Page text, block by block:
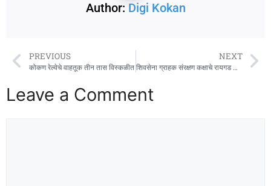
Author: Digi Kokan
PREVIOUS
कोकण रेल्वेचे वाहतूक तीन तास विस्कळीत
NEXT
शिवसेना ग्राहक संरक्षण कक्षाचे रायगड जिल्हा पदाधिकारी जाहीर
Leave a Comment